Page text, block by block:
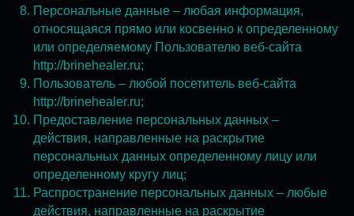
Персональные данные – любая информация,
относящаяся прямо или косвенно к определенному
или определяемому Пользователю веб-сайта
http://brinehealer.ru;
Пользователь – любой посетитель веб-сайта
http://brinehealer.ru;
Предоставление персональных данных –
действия, направленные на раскрытие
персональных данных определенному лицу или
определенному кругу лиц;
Распространение персональных данных – любые
действия, направленные на раскрытие